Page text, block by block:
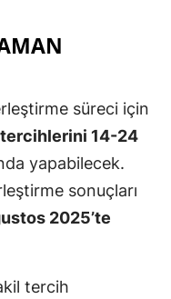
Zonguldak
Aksaray
Bayburt
süreci için
tercihlerini 14-24
yapabilecek.
sonuçları
2025’te
tercih